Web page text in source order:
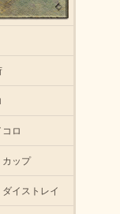
ロ
カップ
イストレイ